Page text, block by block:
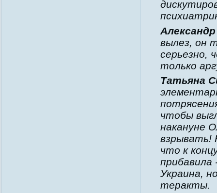
вылез, он
серьезно,
только
Татьяна
чтобы
накануне
взрывать!
что к
прибавила
Украина,
теракты.